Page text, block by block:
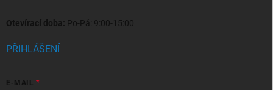
Otevírací doba: Po-Pá: 9:00-15:00
PŘIHLÁŠENÍ
E-MAIL